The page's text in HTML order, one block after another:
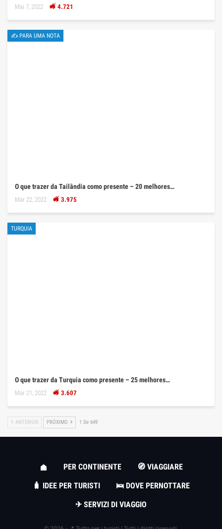
Mai 7, 2022 4.721
✍ PARA UMA NOTA
O que trazer da Tailândia como presente – 20 melhores…
Mar 22, 2022 3.975
TURQUIA
O que trazer da Turquia como presente – 25 melhores…
Mar 21, 2022 3.607
ANTERIOR PRÓXIMO 1 De 649
PER CONTINENTE
🧭 VIAGGIARE
🧳 IDEE PER TURISTI
🛌 DOVE PERNOTTARE
✈ SERVIZI DI VIAGGIO